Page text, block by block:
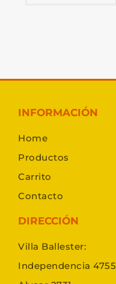
INFORMACIÓN
Home
Productos
Carrito
Contacto
DIRECCIÓN
Villa Ballester:
Independencia 4755